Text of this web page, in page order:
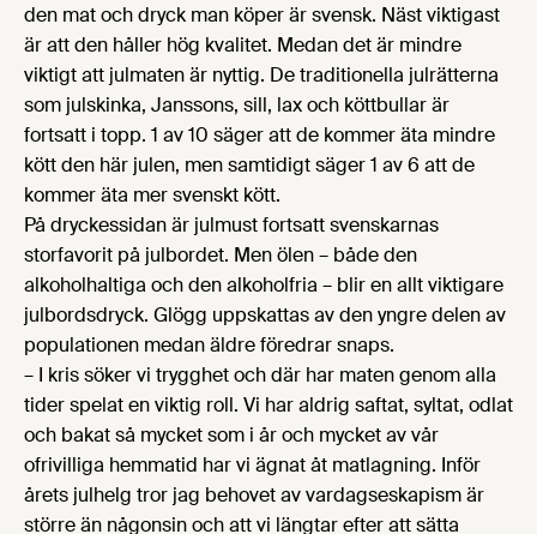
den mat och dryck man köper är svensk. Näst viktigast
är att den håller hög kvalitet. Medan det är mindre
viktigt att julmaten är nyttig. De traditionella julrätterna
som julskinka, Janssons, sill, lax och köttbullar är
fortsatt i topp. 1 av 10 säger att de kommer äta mindre
kött den här julen, men samtidigt säger 1 av 6 att de
kommer äta mer svenskt kött.
På dryckessidan är julmust fortsatt svenskarnas
storfavorit på julbordet. Men ölen – både den
alkoholhaltiga och den alkoholfria – blir en allt viktigare
julbordsdryck. Glögg uppskattas av den yngre delen av
populationen medan äldre föredrar snaps.
– I kris söker vi trygghet och där har maten genom alla
tider spelat en viktig roll. Vi har aldrig saftat, syltat, odlat
och bakat så mycket som i år och mycket av vår
ofrivilliga hemmatid har vi ägnat åt matlagning. Inför
årets julhelg tror jag behovet av vardagseskapism är
större än någonsin och att vi längtar efter att sätta